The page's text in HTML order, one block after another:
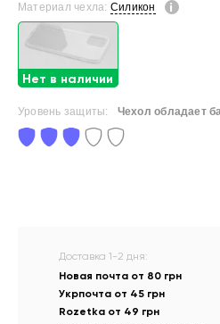
Материал чехла: Силикон
Нет в наличии
Уровень защиты: Чехол обладает
Доставка 1-2 дня:
Новая почта от 80 грн
Укрпочта от 45 грн
Rozetka от 49 грн